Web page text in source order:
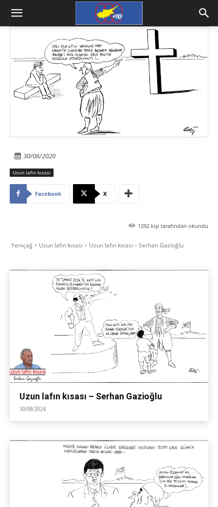
30/06/2020
Uzun lafın kısası
Facebook X
1292 kişi tarafından okundu
.Yeniçağ Uzun lafın kısası Uzun lafın kısası – Serhan Gazioğlu
Uzun lafın kısası – Serhan Gazioğlu
30/08/2024